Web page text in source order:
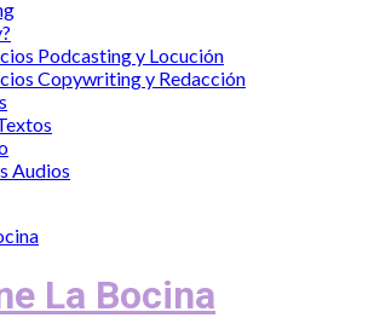
Podcasting y Locución
Copywriting y Redacción
Audios
La Bocina